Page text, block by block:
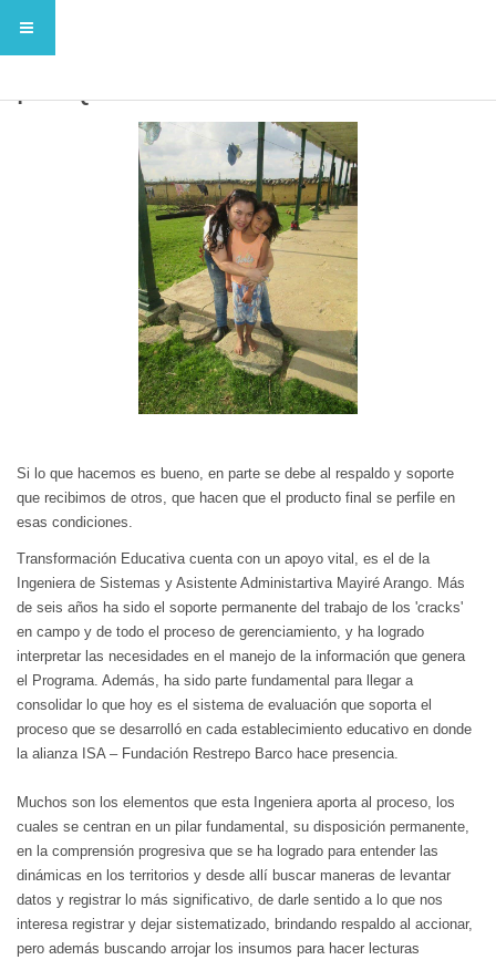
Si lo que hacemos es bueno, en parte se debe al respaldo y soporte
que recibimos de otros, que hacen que el producto final se perfile en
esas condiciones.
Transformación Educativa cuenta con un apoyo vital, es el de la
Ingeniera de Sistemas y Asistente Administartiva Mayiré Arango. Más
de seis años ha sido el soporte permanente del trabajo de los 'cracks'
en campo y de todo el proceso de gerenciamiento, y ha logrado
interpretar las necesidades en el manejo de la información que genera
el Programa. Además, ha sido parte fundamental para llegar a
consolidar lo que hoy es el sistema de evaluación que soporta el
proceso que se desarrolló en cada establecimiento educativo en donde
la alianza ISA – Fundación Restrepo Barco hace presencia.
Muchos son los elementos que esta Ingeniera aporta al proceso, los
cuales se centran en un pilar fundamental, su disposición permanente,
en la comprensión progresiva que se ha logrado para entender las
dinámicas en los territorios y desde allí buscar maneras de levantar
datos y registrar lo más significativo, de darle sentido a lo que nos
interesa registrar y dejar sistematizado, brindando respaldo al accionar,
pero además buscando arrojar los insumos para hacer lecturas